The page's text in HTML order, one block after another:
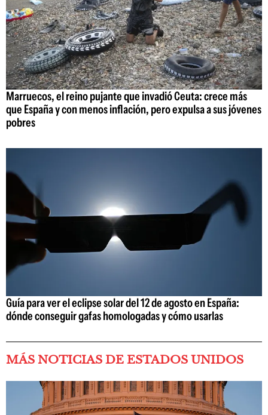
Marruecos, el reino pujante que invadió Ceuta: crece más
que España y con menos inflación, pero expulsa a sus jóvenes
pobres
Guía para ver el eclipse solar del 12 de agosto en España:
dónde conseguir gafas homologadas y cómo usarlas
MÁS NOTICIAS DE ESTADOS UNIDOS